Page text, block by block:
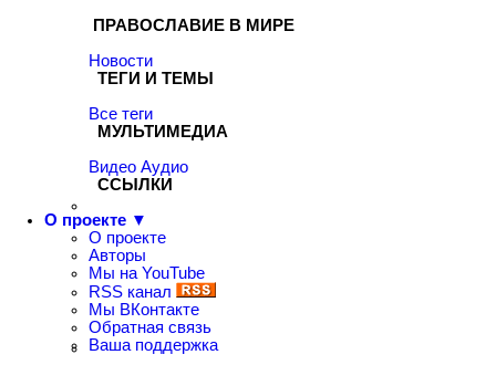
ПРАВОСЛАВИЕ В МИРЕ
Новости
ТЕГИ И ТЕМЫ
Все теги
МУЛЬТИМЕДИА
Видео Аудио
ССЫЛКИ
О проекте ▼
О проекте
Авторы
Мы на YouTube
RSS канал
Мы ВКонтакте
Обратная связь
Ваша поддержка